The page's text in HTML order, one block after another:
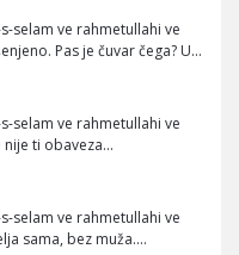
selam ve rahmetullahi ve
Pas je čuvar čega? U…
selam ve rahmetullahi ve
nije ti obaveza…
selam ve rahmetullahi ve
sama, bez muža.…